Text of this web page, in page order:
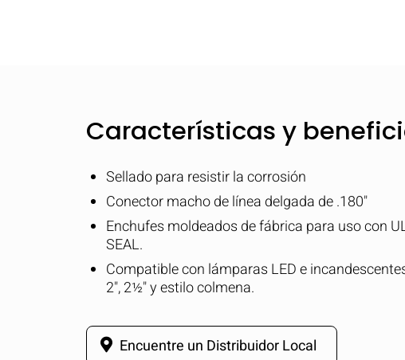
Características y
Sellado para resistir la corrosión
Conector macho de línea delgada de .180"
Enchufes moldeados de fábrica para uso con
SEAL.
Compatible con lámparas LED e
2", 2½" y estilo colmena.
Encuentre un Distribuidor Local